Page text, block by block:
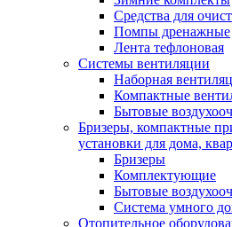
Средства для
Помпы дренажные
Лента тефлоновая
Системы вентиляции
Наборная
Компактные
Бытовые
Бризеры, компактные
установки для дома,
Бризеры
Комплектующие
Бытовые
Система умного
Отопительное